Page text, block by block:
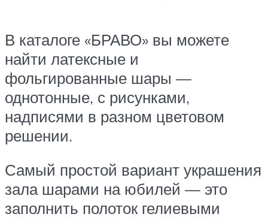
В каталоге «БРАВО» вы можете
найти латексные и
фольгированные шары —
однотонные, с рисунками,
надписями в разном цветовом
решении.
Самый простой вариант украшения
зала шарами на юбилей — это
заполнить полоток гелиевыми